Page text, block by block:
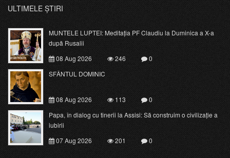
ULTIMELE ȘTIRI
MUNTELE LUPTEI: Meditația PF Claudiu la Duminica a X-a
după Rusalii
08 Aug 2026
246
0
SFÂNTUL DOMINIC
08 Aug 2026 113
0
Papa, în dialog cu tinerii la Assisi: Să construim o civilizație a
iubirii
07 Aug 2026
201 0